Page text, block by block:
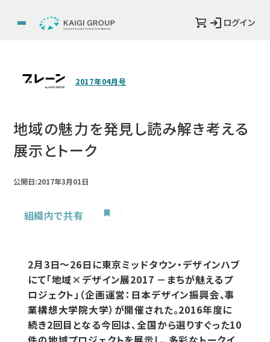
ログイン
2017年04月号
地域の魅力を発見し読み解き考える
展示とトーク
公開日:2017年3月01日
組織内で共有
2月3日～26日に東京ミッドタウン・デザインハブ
にて「地域×デザイン展2017 －まちが魅えるプ
ロジェクト」（企画運営：日本デザイン振興会、事
業構想大学院大学）が開催された。2016年度に
続き2回目となる今回は、全国から選りすぐった10